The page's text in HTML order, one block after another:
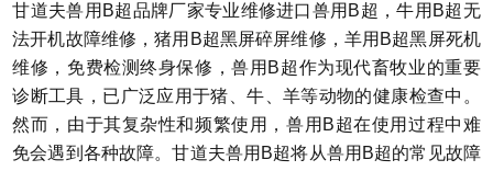
甘道夫兽用B超品牌厂家专业维修进口兽用B超，牛用B超无
法开机故障维修，猪用B超黑屏碎屏维修，羊用B超黑屏死机
维修，免费检测终身保修，兽用B超作为现代畜牧业的重要
诊断工具，已广泛应用于猪、牛、羊等动物的健康检查中。
然而，由于其复杂性和频繁使用，兽用B超在使用过程中难
免会遇到各种故障。甘道夫兽用B超将从兽用B超的常见故障